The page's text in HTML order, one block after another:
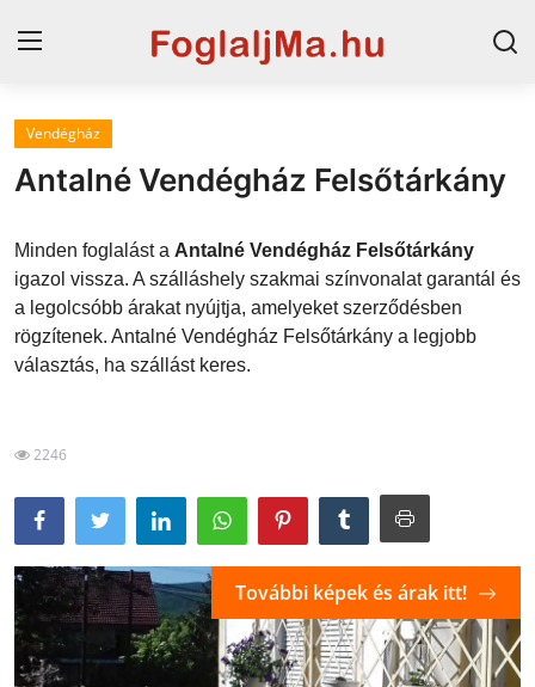
Magyarország
Szállások a Balatonon
Horvátország
Blog
Vendégház
Antalné Vendégház Felsőtárkány
Minden foglalást a Antalné Vendégház Felsőtárkány
igazol vissza. A szálláshely szakmai színvonalat garantál és
a legolcsóbb árakat nyújtja, amelyeket szerződésben
rögzítenek. Antalné Vendégház Felsőtárkány a legjobb
választás, ha szállást keres.
2246
További képek és árak itt!